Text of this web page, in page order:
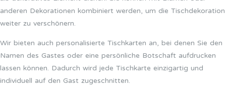
anderen Dekorationen kombiniert werden, um die Tischdekoration
weiter zu verschönern.
Wir bieten auch personalisierte Tischkarten an, bei denen Sie den
Namen des Gastes oder eine persönliche Botschaft aufdrucken
lassen können. Dadurch wird jede Tischkarte einzigartig und
individuell auf den Gast zugeschnitten.